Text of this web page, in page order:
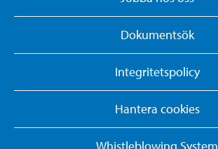
Dokumentsök
Integritetspolicy
Hantera cookies